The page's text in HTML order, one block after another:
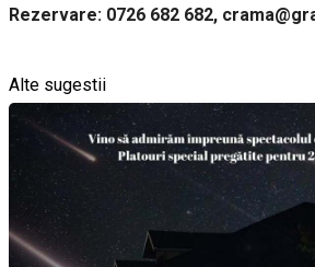
Rezervare: 0726 682 682,
Alte sugestii